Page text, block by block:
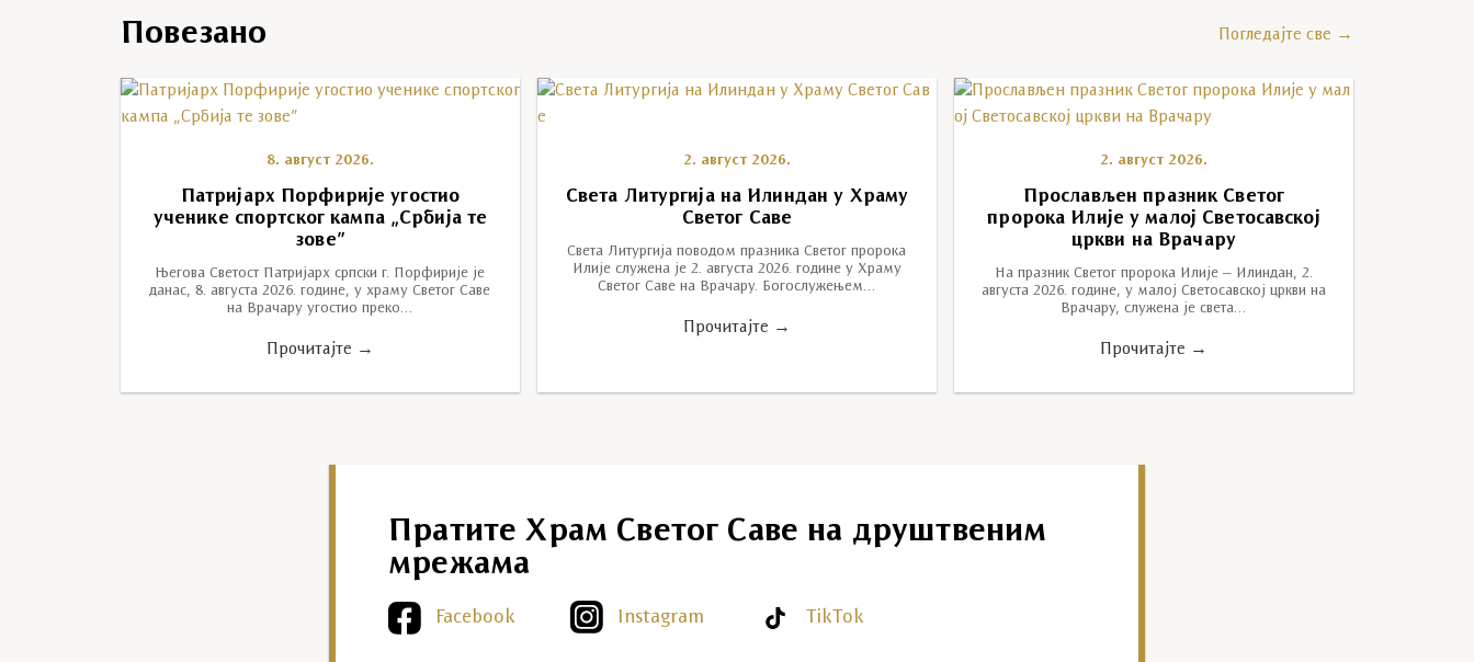
Повезано Погледајте све →
8. август 2026.
Патријарх Порфирије угостио
ученике спортског кампа „Србија те
зове”
Његова Светост Патријарх српски г. Порфирије је
данас, 8. августа 2026. године, у храму Светог Саве
на Врачару угостио преко…
Прочитајте →
2. август 2026.
Света Литургија на Илиндан у Храму
Светог Саве
Света Литургија поводом празника Светог пророка
Илије служена је 2. августа 2026. године у Храму
Светог Саве на Врачару. Богослужењем…
Прочитајте →
2. август 2026.
Прослављен празник Светог
пророка Илије у малој Светосавској
цркви на Врачару
На празник Светог пророка Илије – Илиндан, 2.
августа 2026. године, у малој Светосавској цркви на
Врачару, служена је света…
Прочитајте →
Пратите Храм Светог Саве на друштвеним
мрежама
Facebook Instagram TikTok